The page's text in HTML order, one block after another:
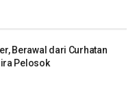
Berawal dari Curhatan
Pelosok